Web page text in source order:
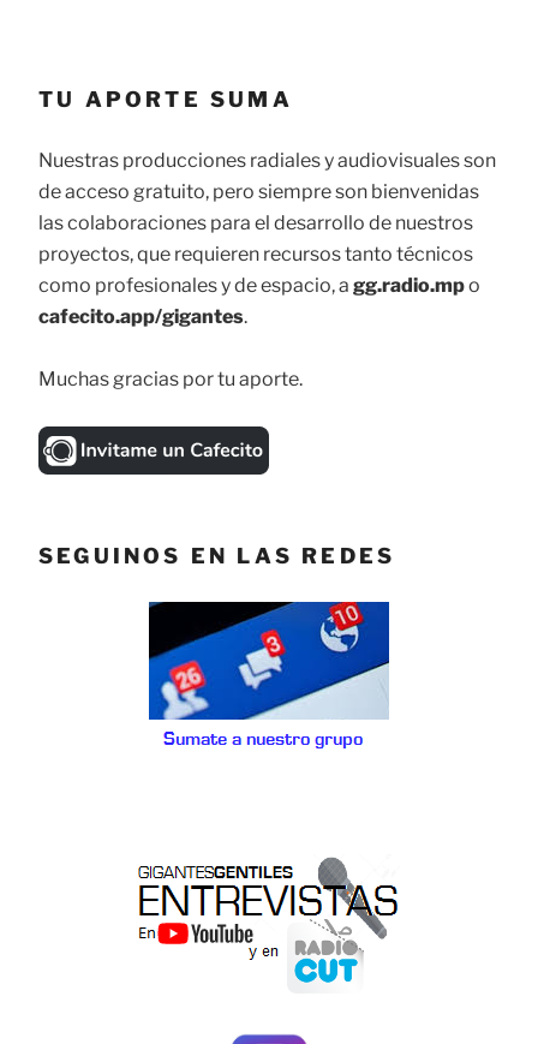
TU APORTE SUMA
Nuestras producciones radiales y audiovisuales son
de acceso gratuito, pero siempre son bienvenidas
las colaboraciones para el desarrollo de nuestros
proyectos, que requieren recursos tanto técnicos
como profesionales y de espacio, a gg.radio.mpo
cafecito.app/gigantes.
Muchas gracias por tu aporte.
SEGUINOS EN LAS REDES